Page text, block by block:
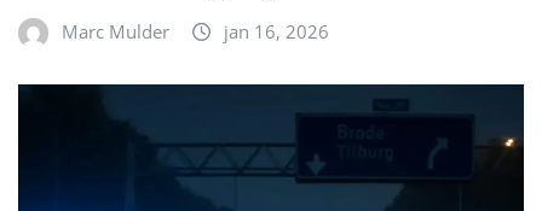
Marc Mulder jan 16, 2026